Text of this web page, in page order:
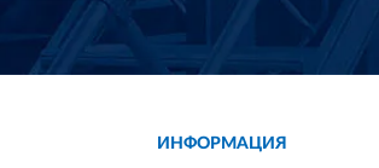
ИНФОРМАЦИЯ